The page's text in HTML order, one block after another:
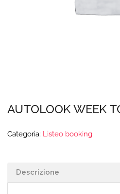
AUTOLOOK WEEK
Categoria: Listeo booking
Descrizione